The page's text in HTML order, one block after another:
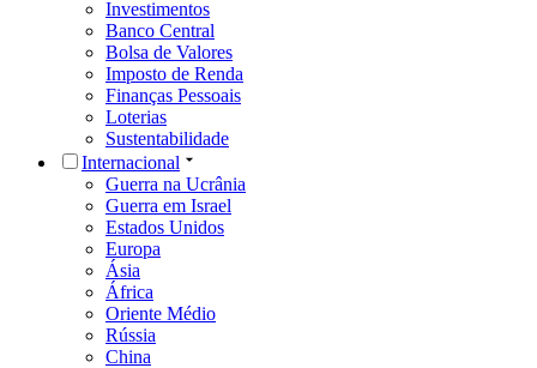
Investimentos
Banco Central
Bolsa de Valores
Imposto de Renda
Finanças Pessoais
Loterias
Sustentabilidade
Internacional
Guerra na Ucrânia
Guerra em Israel
Estados Unidos
Europa
Ásia
África
Oriente Médio
Rússia
China